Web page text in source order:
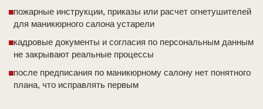
пожарные инструкции, приказы или расчет огнетушителей
для маникюрного салона устарели
кадровые документы и согласия по персональным данным
не закрывают реальные процессы
после предписания по маникюрному салону нет понятного
плана, что исправлять первым